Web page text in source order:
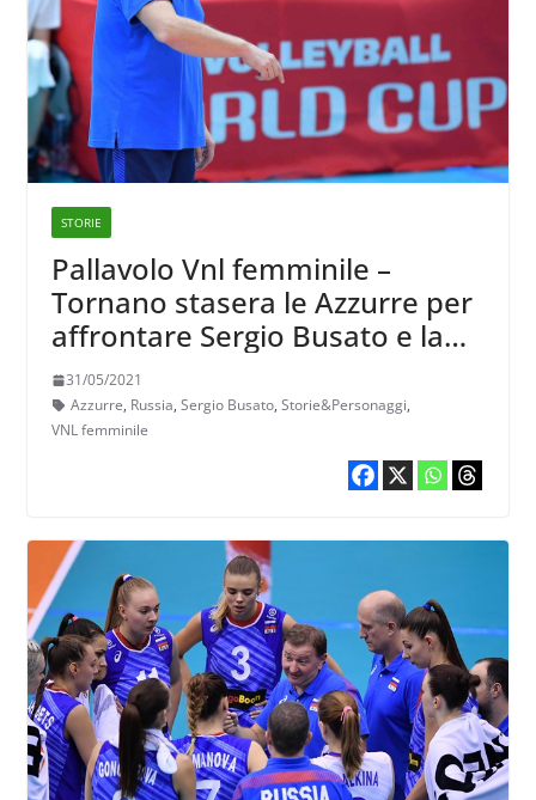
STORIE
Pallavolo Vnl femminile –
Tornano stasera le Azzurre per
affrontare Sergio Busato e la
sua Russia
31/05/2021
Azzurre, Russia, Sergio Busato, Storie&Personaggi,
VNL femminile